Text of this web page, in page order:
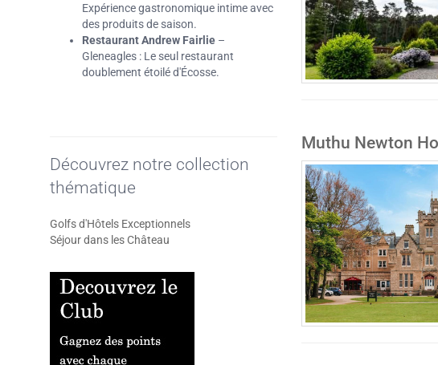
Expérience gastronomique intime avec
des produits de saison.
Restaurant Andrew Fairlie –
Gleneagles : Le seul restaurant
doublement étoilé d'Écosse.
Découvrez notre collection
thématique
Golfs d'Hôtels Exceptionnels
Séjour dans les Château
Muthu Newton